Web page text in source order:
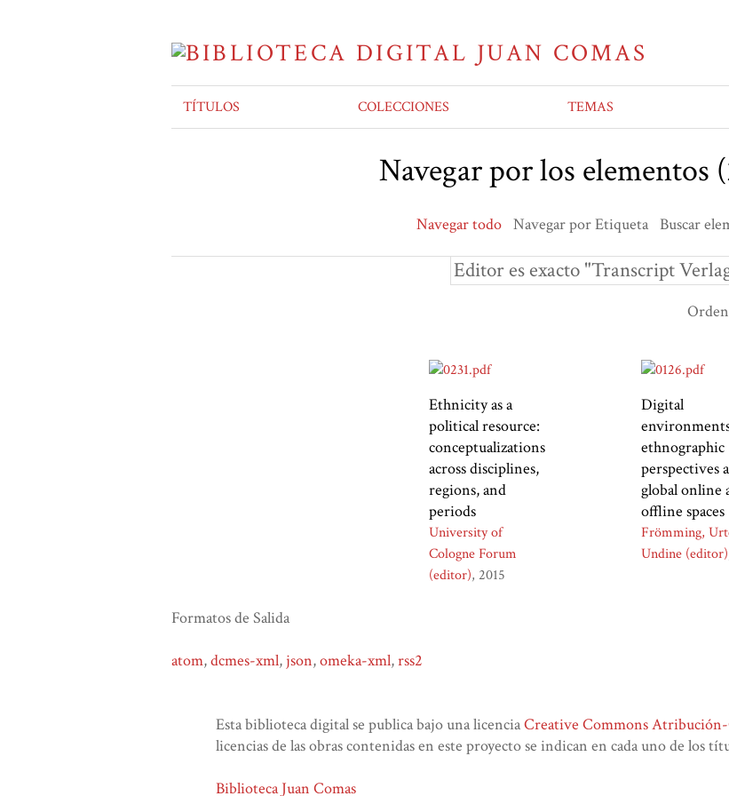
TÍTULOS COLECCIONES TEMAS
Navegar por los elementos
Navegar todo Navegar por Etiqueta Buscar
Editor es exacto "Transcript
Ethnicity as a
political resource:
conceptualizations
across disciplines,
regions, and
periods
University of
Cologne Forum
(editor) 2015
Digital
ethnographic
perspectives
global online
offline spaces
Frömming,
Undine (editor)
Formatos de Salida
atom,dcmes-xml, json,omeka-xml,rss2
Esta biblioteca digital se publica bajo una licenciaCreative Commons
licencias de las obras contenidas en este proyecto se indican en cada uno de los
Biblioteca Juan Comas